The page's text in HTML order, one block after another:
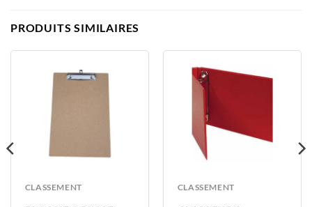
PRODUITS SIMILAIRES
CLASSEMENT CLASSEMENT